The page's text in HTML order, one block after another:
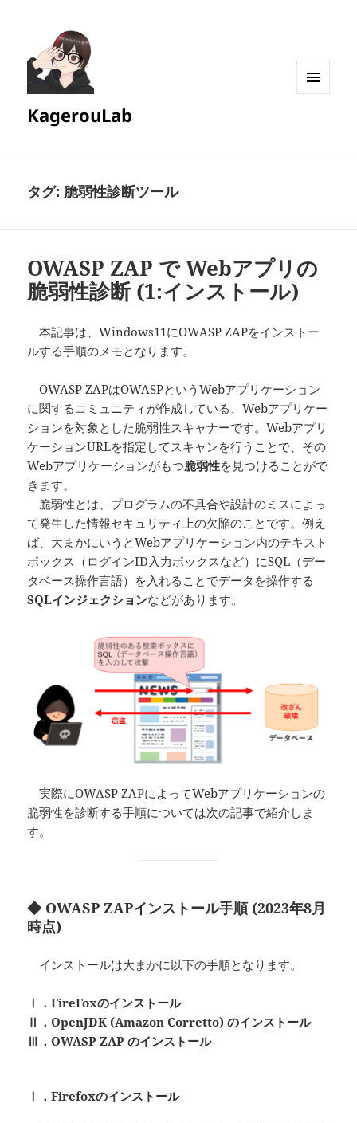
KagerouLab
タグ: 脆弱性診断ツール
OWASP ZAP で Webアプリの
脆弱性診断 (1:インストール)
本記事は、Windows11にOWASP ZAPをインストー
ルする手順のメモとなります。
OWASP ZAPはOWASPというWebアプリケーション
に関するコミュニティが作成している、Webアプリケー
ションを対象とした脆弱性スキャナーです。Webアプリ
ケーションURLを指定してスキャンを行うことで、その
Webアプリケーションがもつ脆弱性を見つけることがで
きます。
脆弱性とは、プログラムの不具合や設計のミスによっ
て発生した情報セキュリティ上の欠陥のことです。例え
ば、大まかにいうとWebアプリケーション内のテキスト
ボックス（ログインID入力ボックスなど）にSQL（デー
タベース操作言語）を入れることでデータを操作する
SQLインジェクションなどがあります。
実際にOWASP ZAPによってWebアプリケーションの
脆弱性を診断する手順については次の記事で紹介しま
す。
◆ OWASP ZAPインストール手順 (2023年8月
時点)
インストールは大まかに以下の手順となります。
Ⅰ．FireFoxのインストール
Ⅱ．OpenJDK (Amazon Corretto) のインストール
Ⅲ．OWASP ZAP のインストール
Ⅰ．Firefoxのインストール